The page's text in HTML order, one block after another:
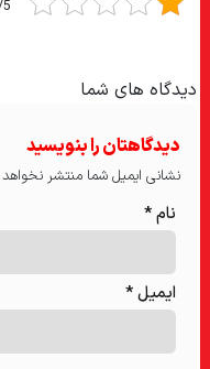
1/5 - (1 امتیاز)
دیدگاه های شما
دیدگاهتان را بنویسید
نشانی ایمیل شما منتشر نخواهد
نام*
ایمیل*